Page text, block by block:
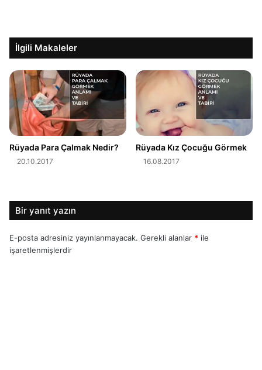
İlgili Makaleler
Rüyada Para Çalmak Nedir?
20.10.2017
Rüyada Kız Çocuğu Görmek
16.08.2017
Bir yanıt yazın
E-posta adresiniz yayınlanmayacak. Gerekli alanlar * ile
işaretlenmişlerdir